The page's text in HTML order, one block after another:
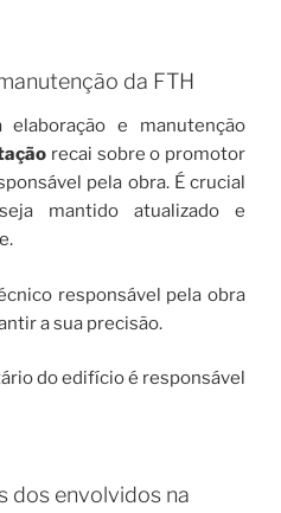
da FTH
elaboração e manutenção
recai sobre o promotor
pela obra. É crucial
mantido atualizado e
responsável pela obra
a sua precisão.
do edifício é responsável
dos envolvidos na